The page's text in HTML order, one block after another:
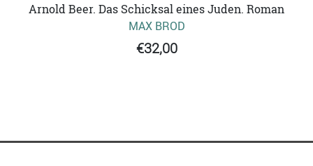
Arnold Beer. Das Schicksal eines Juden. Roman
MAX BROD
€32,00